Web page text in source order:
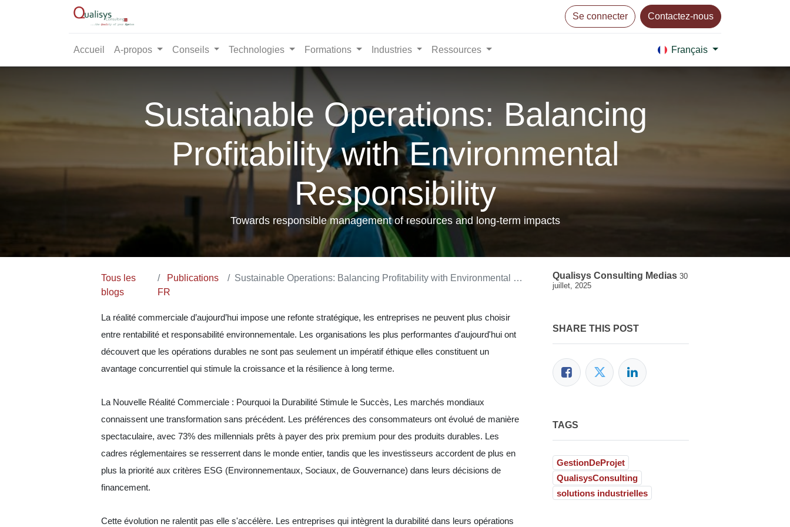
Se connecter Contactez-nous
Accueil A-propos Conseils Technologies Formations Industries Ressources Français
Sustainable Operations: Balancing
Profitability with Environmental
Responsibility
Towards responsible management of resources and long-term impacts
Tous les
blogs
Publications
FR
Sustainable Operations: Balancing Profitability with Environmental Responsibility
La réalité commerciale d’aujourd’hui impose une refonte stratégique, les entreprises ne peuvent plus choisir
entre rentabilité et responsabilité environnementale. Les organisations les plus performantes d'aujourd'hui ont
découvert que les opérations durables ne sont pas seulement un impératif éthique elles constituent un
avantage concurrentiel qui stimule la croissance et la résilience à long terme.
La Nouvelle Réalité Commerciale : Pourquoi la Durabilité Stimule le Succès, Les marchés mondiaux
connaissent une transformation sans précédent. Les préférences des consommateurs ont évolué de manière
spectaculaire, avec 73% des millennials prêts à payer des prix premium pour des produits durables. Les
cadres réglementaires se resserrent dans le monde entier, tandis que les investisseurs accordent de plus en
plus la priorité aux critères ESG (Environnementaux, Sociaux, de Gouvernance) dans leurs décisions de
financement.
Cette évolution ne ralentit pas elle s'accélère. Les entreprises qui intègrent la durabilité dans leurs opérations
Qualisys Consulting Medias 30
juillet, 2025
SHARE THIS POST
TAGS
GestionDeProjet
QualisysConsulting
solutions industrielles
Liens Utiles
Technologies
Formations
Contactez-nous -nous
À-propos
Leader Africain en transformation numérique, fondé en 2009 à Dakar
secteurs dans leur transition digitale, en offrant une expertise
approfondie et des ressources polyvalentes pour assurer leur succès.
Présence Internationale
Qualisys allie connaissance locale et vision globale pour offrir des
Restez connecté(e)(s)
contact@qualisysconsulting.com
+2213386755775